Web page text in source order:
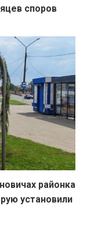
споров
районка
установили